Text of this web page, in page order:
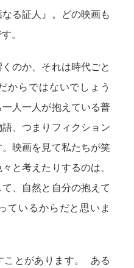
る証人』。どの映画も
。
のか、それは時代ごと
からではないでしょう
人一人が抱えている普
、つまりフィクション
映画を見て私たちが笑
と考えたりするのは、
、自然と自分の抱えて
ているからだと思いま
ことがあります。 ある